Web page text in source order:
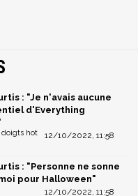
: "Je n'avais aucune
d'Everything
12/10/2022, 11:58
doigts hot
: "Personne ne sonne
pour Halloween"
12/10/2022, 11:58